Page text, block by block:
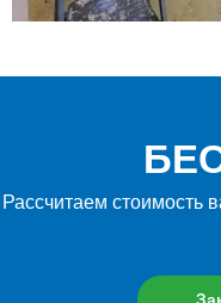
Рассчитаем стоимость